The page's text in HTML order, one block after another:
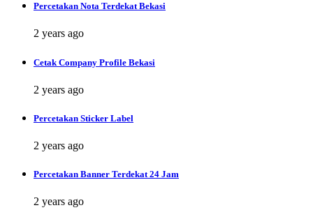
Percetakan Nota Terdekat Bekasi
2 years ago
Cetak Company Profile Bekasi
2 years ago
Percetakan Sticker Label
2 years ago
Percetakan Banner Terdekat 24 Jam
2 years ago